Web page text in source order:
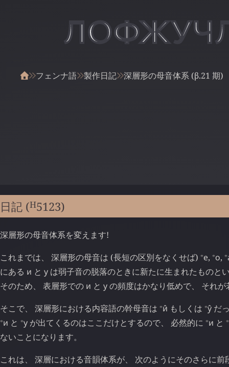
フェンナ語 製作日記 深層形の母音体系 (β.21 期)
日記 (H5123)
深層形の母音体系を変えます!
これまでは、 深層形の母音は (長短の区別をなくせば) ⁎е, ⁎о, ⁎
にある и と у は弱子音の脱落のときに新たに生まれたものと
そのため、 表層形での и と уの頻度はかなり低めで、 それ
そこで、 深層形における内容語の幹母音は ⁎и̂ もしくは ⁎у̂ だ
⁎и と ⁎у が出てくるのはここだけとするので、 必然的に ⁎и と ⁎
ないことになります。
これは、 深層における音韻体系が、 次のようにそのさらに